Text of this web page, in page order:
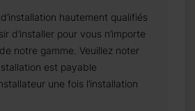
hautement qualifiés
d’installer pour vous n’importe
notre gamme. Veuillez noter
est payable
une fois l’installation